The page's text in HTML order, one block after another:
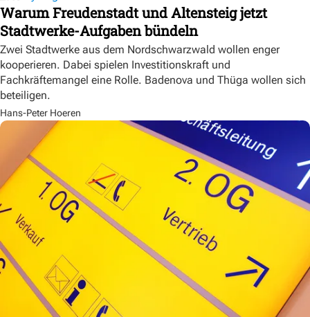
Warum Freudenstadt und Altensteig jetzt
Stadtwerke-Aufgaben bündeln
Zwei Stadtwerke aus dem Nordschwarzwald wollen enger
kooperieren. Dabei spielen Investitionskraft und
Fachkräftemangel eine Rolle. Badenova und Thüga wollen sich
beteiligen.
Hans-Peter Hoeren